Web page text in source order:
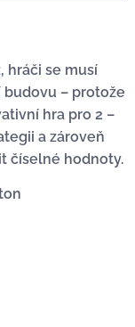
hráči se musí
budovu – protože
hra pro 2 –
a zároveň
číselné hodnoty.